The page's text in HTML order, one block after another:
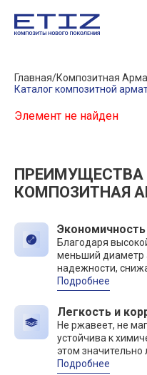
Главная Композитная
Каталог композитной
Элемент не найден
ПРЕИМУЩЕСТВА
КОМПОЗИТНАЯ
Благодаря
меньший диаметр
надежности,
Подробнее
Легкость и
Не ржавеет, не
устойчива к
этом значительно
Подробнее